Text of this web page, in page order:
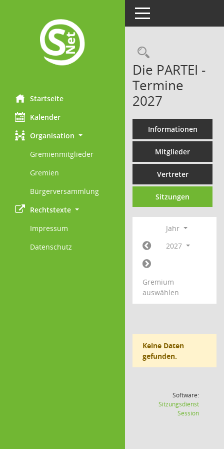
Startseite
Kalender
Organisation
Gremienmitglieder
Gremien
Bürgerversammlung
Rechtstexte
Impressum
Datenschutz
Toggle navigation
Die PARTEI -
Termine
2027
Informationen
Mitglieder
Vertreter
Sitzungen
Jahr
2027
Gremium
auswählen
Keine Daten
gefunden.
Software:
Sitzungsdienst
Session(Wird in